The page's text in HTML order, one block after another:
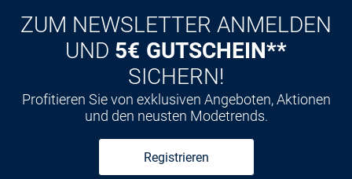
ZUM NEWSLETTER ANMELDEN
UND 5€ GUTSCHEIN**
SICHERN!
Profitieren Sie von exklusiven Angeboten, Aktionen
und den neusten Modetrends.
Registrieren